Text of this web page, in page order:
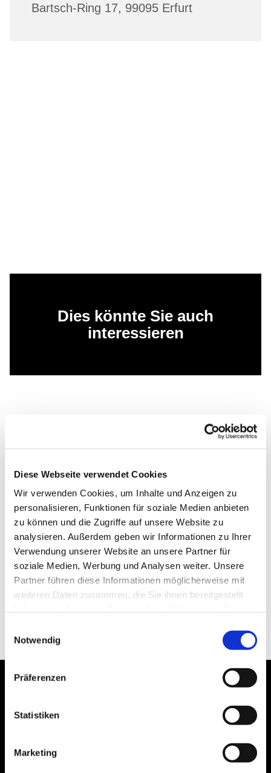
Diese Webseite verwendet Cookies
Wir verwenden Cookies, um Inhalte und Anzeigen zu
personalisieren, Funktionen für soziale Medien anbieten
zu können und die Zugriffe auf unsere Website zu
analysieren. Außerdem geben wir Informationen zu Ihrer
Verwendung unserer Website an unsere Partner für
soziale Medien, Werbung und Analysen weiter. Unsere
Partner führen diese Informationen möglicherweise mit
weiteren Daten zusammen, die Sie ihnen bereitgestellt
Notwendig
Präferenzen
Statistiken
Marketing
Bartsch-Ring 17, 99095 Erfurt
Dies könnte Sie auch
interessieren